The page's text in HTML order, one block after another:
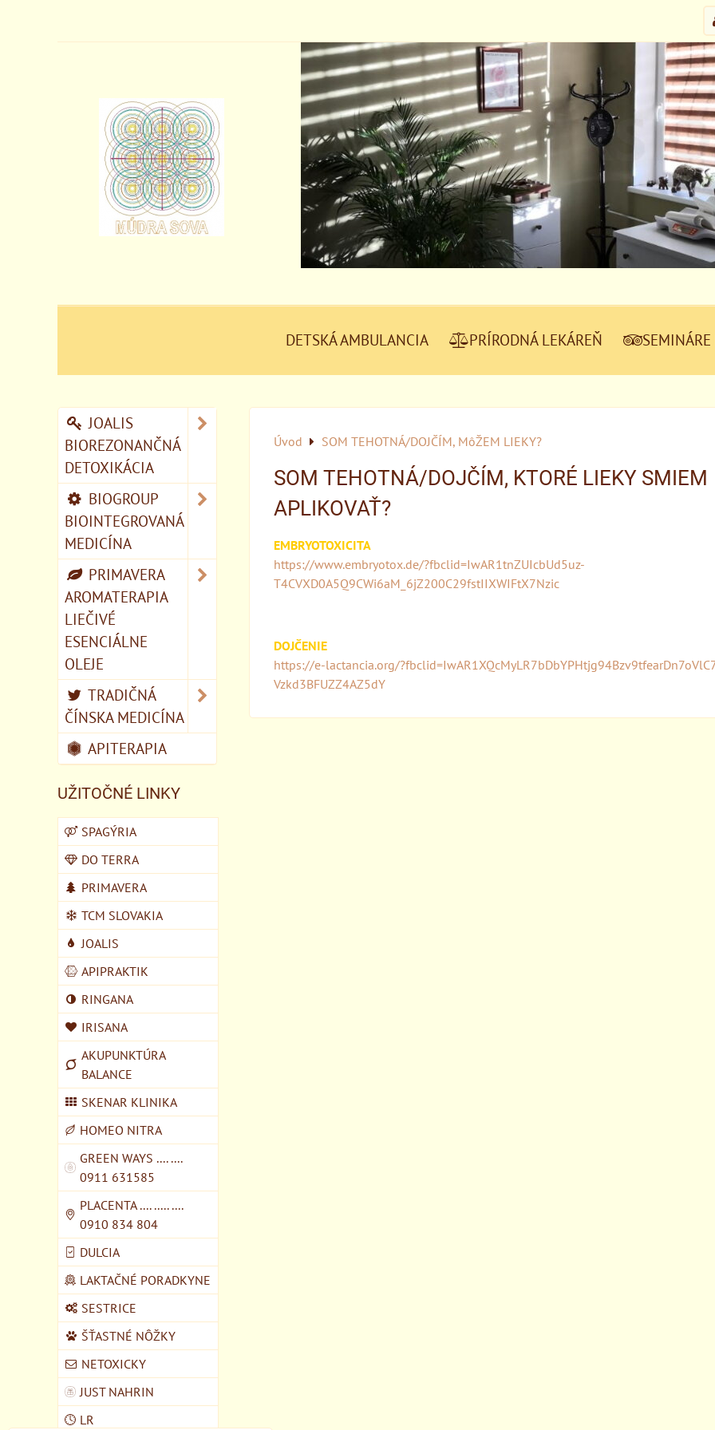
DETSKÁ AMBULANCIA PRÍRODNÁ LEKÁREŇ
Úvod SOM TEHOTNÁ/DOJČÍM, MôŽEM LIEKY?
SOM TEHOTNÁ/DOJČÍM, KTORÉ LIEKY SMIEM
APLIKOVAŤ?
EMBRYOTOXICITA
https://www.embryotox.de/?fbclid=IwAR1tnZUIcbUd5uz-
T4CVXD0A5Q9CWi6aM_6jZ200C29fstIIXWIFtX7Nzic
DOJČENIE
https://e-lactancia.org/
Vzkd3BFUZZ4AZ5dY
JOALIS
BIOREZONANČNÁ
DETOXIKÁCIA
BIOGROUP
BIOINTEGROVANÁ
MEDICÍNA
PRIMAVERA
AROMATERAPIA
LIEČIVÉ
ESENCIÁLNE
OLEJE
TRADIČNÁ
ČÍNSKA MEDICÍNA
APITERAPIA
UŽITOČNÉ LINKY
SPAGÝRIA
DO TERRA
PRIMAVERA
TCM SLOVAKIA
JOALIS
APIPRAKTIK
RINGANA
IRISANA
AKUPUNKTÚRA
BALANCE
SKENAR KLINIKA
HOMEO NITRA
GREEN WAYS .... ....
0911 631585
PLACENTA .... ..... ....
0910 834 804
DULCIA
LAKTAČNÉ PORADKYNE
SESTRICE
ŠŤASTNÉ NÔŽKY
NETOXICKY
JUST NAHRIN
LR